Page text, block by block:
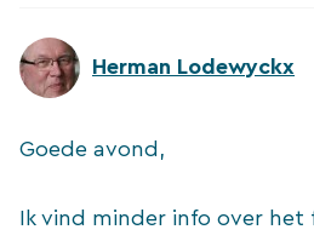
Herman Lodewyckx
Goede avond,
Ik vind minder info over het